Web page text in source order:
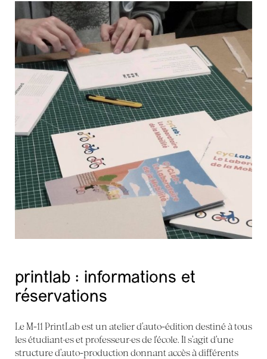
printlab : informations et
réservations
Le M-11 PrintLab est un atelier d’auto-édition destiné à tous
les étudiant·es et professeur·es de l’école. Il s’agit d’une
structure d’auto-production donnant accès à différents